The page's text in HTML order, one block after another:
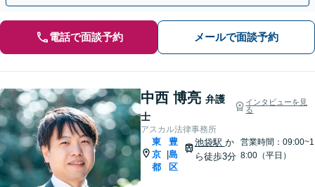
電話で面談予約 メールで面談予約
中西 博亮 弁護
士
インタビューを見
る
アスカル法律事務所
東
京
都
豊
島
区
池袋駅 か
ら徒歩3分
営業時間：09:00~1
8:00（平日）